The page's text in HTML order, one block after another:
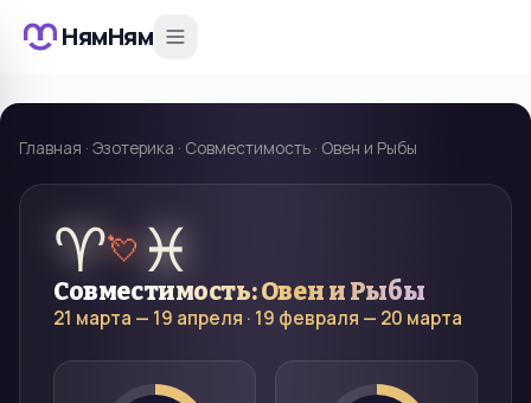
НямНям
Главная · Эзотерика · Совместимость · Овен и Рыбы
♈💘♓
Совместимость:Овен и Рыбы
21 марта — 19 апреля · 19 февраля — 20 марта